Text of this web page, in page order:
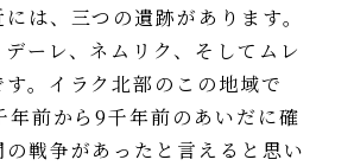
は、三つの遺跡があります。
ーレ、ネムリク、そしてムレ
す。イラク北部のこの地域で
年前から9千年前のあいだに確
戦争があったと言えると思い